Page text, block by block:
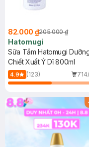
82.000 ₫205.000 ₫
Hatomugi
Sữa Tắm Hatomugi
Chiết Xuất Ý Dĩ 800ml
4.9 (123)